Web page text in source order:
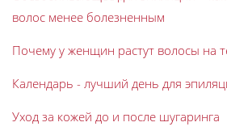
волос менее болезненным
Почему у женщин растут волосы на
Календарь - лучший день для
Уход за кожей до и после шугаринга